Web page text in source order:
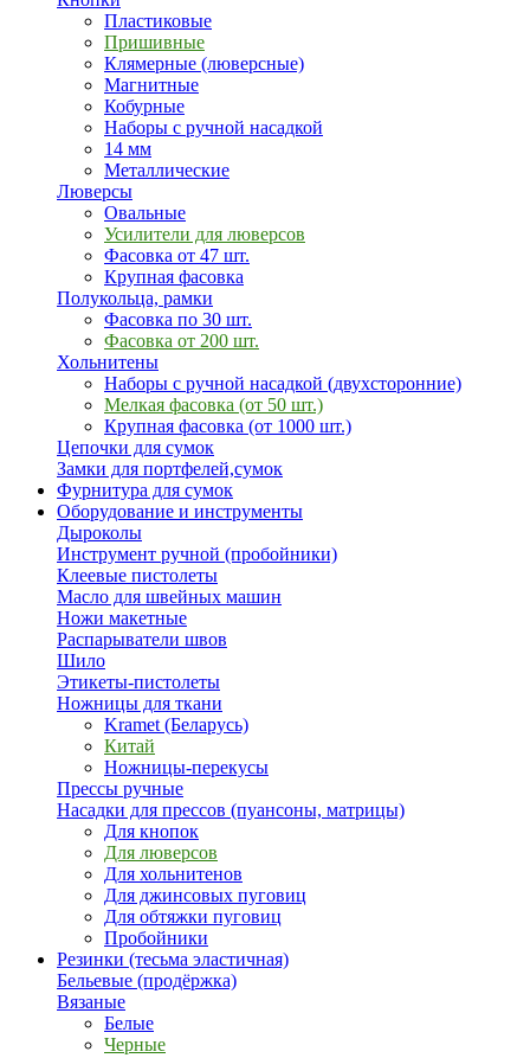
Пластиковые
Пришивные
Клямерные (люверсные)
Магнитные
Кобурные
Наборы с ручной насадкой
14 мм
Металлические
Люверсы
Овальные
Усилители для люверсов
Фасовка от 47 шт.
Крупная фасовка
Полукольца, рамки
Фасовка по 30 шт.
Фасовка от 200 шт.
Хольнитены
Наборы с ручной насадкой (двухсторонние)
Мелкая фасовка (от 50 шт.)
Крупная фасовка (от 1000 шт.)
Цепочки для сумок
Замки для портфелей,сумок
Фурнитура для сумок
Оборудование и инструменты
Дыроколы
Инструмент ручной (пробойники)
Клеевые пистолеты
Масло для швейных машин
Ножи макетные
Распарыватели швов
Шило
Этикеты-пистолеты
Ножницы для ткани
Kramet (Беларусь)
Китай
Ножницы-перекусы
Прессы ручные
Насадки для прессов (пуансоны, матрицы)
Для кнопок
Для люверсов
Для хольнитенов
Для джинсовых пуговиц
Для обтяжки пуговиц
Пробойники
Резинки (тесьма эластичная)
Бельевые (продёржка)
Вязаные
Белые
Черные